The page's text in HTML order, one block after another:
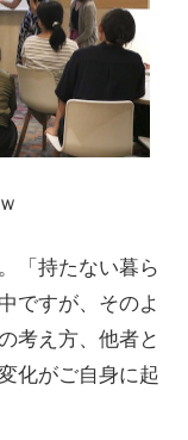
「持たない暮ら
ですが、そのよ
考え方、他者と
化がご自身に起